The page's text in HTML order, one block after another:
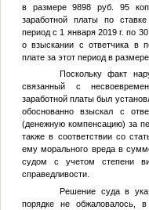
в размере 9898 руб. 95
заработной платы по
период с 1 января 2019 г. по
о взыскании с ответчика в
плате за этот период в
Поскольку факт
связанный с
заработной платы был
обоснованно взыскал с
(денежную компенсацию) за
также в соответствии со
ему морального вреда в
судом с учетом степени
справедливости.
Решение суда в
порядке не обжаловалось,